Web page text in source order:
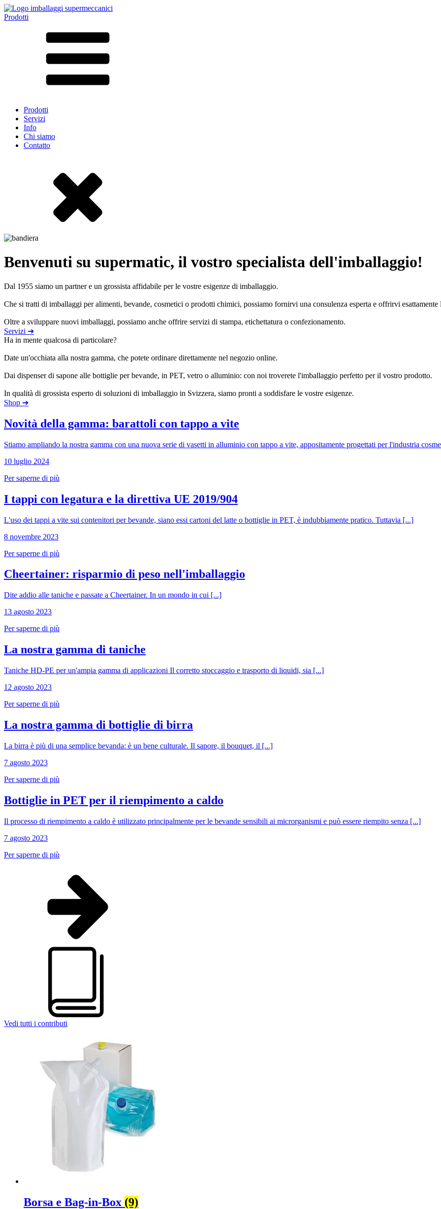
Prodotti
Secondo il materiale
LD-PE
Metallo
Borsa e Bag-in-Box(9)
Bottiglie di birra
Prodotti chimici(267)
Distributori e pompe
Lattine(73)
Nebulizzatore fine(8)
Prodotti
Servizi
Info
Chi siamo
Contatto
Benvenuti su supermatic, il vostro specialista dell'imballaggio!
Dal 1955 siamo un partner e un grossista affidabile per le vostre esigenze di imballaggio.
Che si tratti di imballaggi per alimenti, bevande, cosmetici o prodotti chimici, possiamo fornirvi una consulenza esperta e offrirvi
Oltre a sviluppare nuovi imballaggi, possiamo anche offrire servizi di stampa, etichettatura o confezionamento.
Servizi ➔
Ha in mente qualcosa di particolare?
Date un'occhiata alla nostra gamma, che potete ordinare direttamente nel negozio online.
Dai dispenser di sapone alle bottiglie per bevande, in PET, vetro o alluminio: con noi troverete l'imballaggio perfetto per il vostro prodotto.
In qualità di grossista esperto di soluzioni di imballaggio in Svizzera, siamo pronti a soddisfare le vostre esigenze.
Shop ➔
Novità della gamma: barattoli con tappo a vite
Stiamo ampliando la nostra gamma con una nuova serie di vasetti in alluminio con tappo a vite, appositamente progettati per l'industria
10 luglio 2024
Per saperne di più
I tappi con legatura e la direttiva UE 2019/904
L'uso dei tappi a vite sui contenitori per bevande, siano essi cartoni del latte o bottiglie in PET, è indubbiamente pratico. Tuttavia [...]
8 novembre 2023
Per saperne di più
Cheertainer: risparmio di peso nell'imballaggio
Dite addio alle taniche e passate a Cheertainer. In un mondo in cui [...]
13 agosto 2023
Per saperne di più
La nostra gamma di taniche
Taniche HD-PE per un'ampia gamma di applicazioni Il corretto stoccaggio e trasporto di liquidi, sia [...]
12 agosto 2023
Per saperne di più
La nostra gamma di bottiglie di birra
La birra è più di una semplice bevanda: è un bene culturale. Il sapore, il bouquet, il [...]
7 agosto 2023
Per saperne di più
Bottiglie in PET per il riempimento a caldo
Il processo di riempimento a caldo è utilizzato principalmente per le bevande sensibili ai microrganismi e può essere riempito senza [...]
7 agosto 2023
Per saperne di più
Vedi tutti i contributi
Borsa e Bag-in-Box (9)